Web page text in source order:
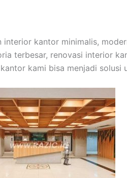
kantor minimalis,
terbesar, renovasi interior
kami bisa menjadi solusi